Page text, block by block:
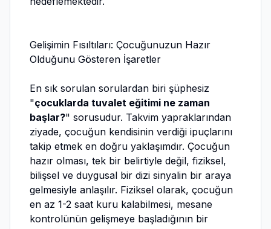
Gelişimin Fısıltıları: Çocuğunuzun Hazır
Olduğunu Gösteren İşaretler
En sık sorulan sorulardan biri şüphesiz
"çocuklarda tuvalet eğitimi ne zaman
başlar?" sorusudur. Takvim yapraklarından
ziyade, çocuğun kendisinin verdiği ipuçlarını
takip etmek en doğru yaklaşımdır. Çocuğun
hazır olması, tek bir belirtiyle değil, fiziksel,
bilişsel ve duygusal bir dizi sinyalin bir araya
gelmesiyle anlaşılır. Fiziksel olarak, çocuğun
en az 1-2 saat kuru kalabilmesi, mesane
kontrolünün gelişmeye başladığının bir